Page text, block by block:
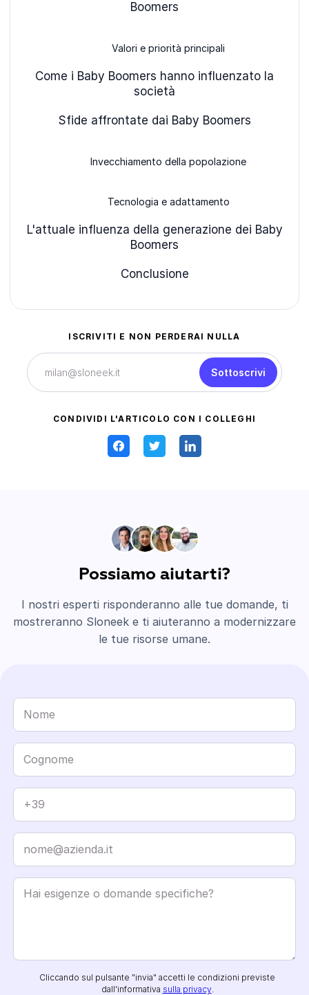
Boomers
Valori e priorità principali
Come i Baby Boomers hanno influenzato la
società
Sfide affrontate dai Baby Boomers
Invecchiamento della popolazione
Tecnologia e adattamento
L'attuale influenza della generazione dei Baby
Boomers
Conclusione
ISCRIVITI E NON PERDERAI NULLA
Sottoscrivi
CONDIVIDI L'ARTICOLO CON I COLLEGHI
Possiamo aiutarti?
I nostri esperti risponderanno alle tue domande, ti
mostreranno Sloneek e ti aiuteranno a modernizzare
le tue risorse umane.
Cliccando sul pulsante "invia" accetti le condizioni previste
dall'informativa sulla privacy.